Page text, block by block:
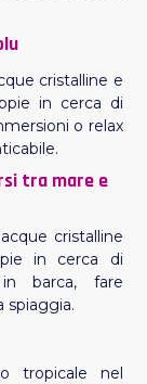
cristalline e
in cerca di
o relax
tra mare e
cristalline
in cerca di
in barca, fare
spiaggia.
tropicale nel